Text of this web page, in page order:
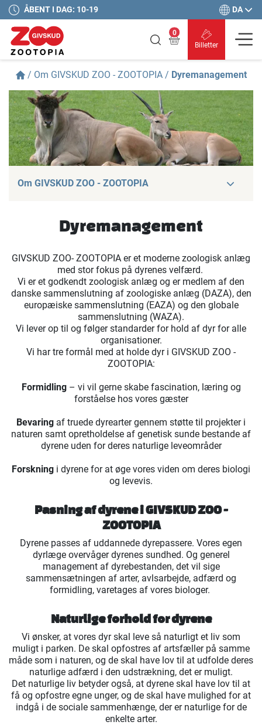
ÅBENT I DAG: 10-19 DA
Billetter
0
/ Om GIVSKUD ZOO - ZOOTOPIA / Dyremanagement
Om GIVSKUD ZOO - ZOOTOPIA
Dyremanagement
GIVSKUD ZOO- ZOOTOPIA er et moderne zoologisk anlæg
med stor fokus på dyrenes velfærd.
Vi er et godkendt zoologisk anlæg og er medlem af den
danske sammenslutning af zoologiske anlæg (DAZA), den
europæiske sammenslutning (EAZA) og den globale
sammenslutning (WAZA).
Vi lever op til og følger standarder for hold af dyr for alle
organisationer.
Vi har tre formål med at holde dyr i GIVSKUD ZOO -
ZOOTOPIA:
Formidling– vi vil gerne skabe fascination, læring og
forståelse hos vores gæster
Bevaring af truede dyrearter gennem støtte til projekter i
naturen samt opretholdelse af genetisk sunde bestande af
dyrene uden for deres naturlige leveområder
Forskning i dyrene for at øge vores viden om deres biologi
og levevis.
Pasning af dyrene i GIVSKUD ZOO -
ZOOTOPIA
Dyrene passes af uddannede dyrepassere. Vores egen
dyrlæge overvåger dyrenes sundhed. Og generel
management af dyrebestanden, det vil sige
sammensætningen af arter, avlsarbejde, adfærd og
formidling, varetages af vores biologer.
Naturlige forhold for dyrene
Vi ønsker, at vores dyr skal leve så naturligt et liv som
muligt i parken. De skal opfostres af artsfæller på samme
måde som i naturen, og de skal have lov til at udfolde deres
naturlige adfærd i den udstrækning, det er muligt.
Det naturlige liv betyder også, at dyrene skal have lov til at
få og opfostre egne unger, og de skal have mulighed for at
indgå i de sociale sammenhænge, der er naturlige for de
enkelte arter.